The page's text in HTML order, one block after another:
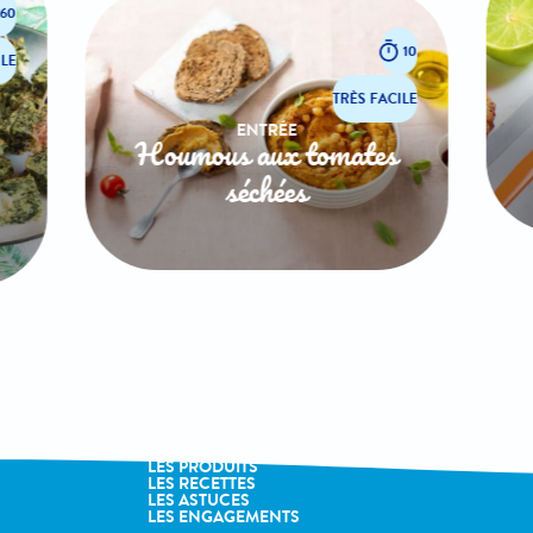
60
10
TRÈS FACILE
ENTRÉE
Houmous aux tomates
séchées
LES PRODUITS
LES RECETTES
LES ASTUCES
LES ENGAGEMENTS